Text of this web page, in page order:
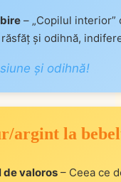
– „Copilul
răsfăț și odihnă,
și odihnă!
argint la
de valoros – Ceea ce